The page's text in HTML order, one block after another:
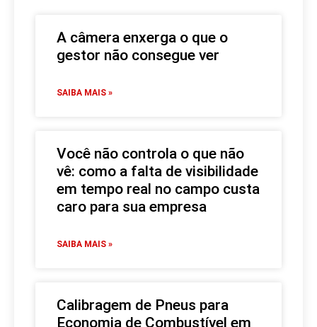
A câmera enxerga o que o
gestor não consegue ver
SAIBA MAIS »
Você não controla o que não
vê: como a falta de visibilidade
em tempo real no campo custa
caro para sua empresa
SAIBA MAIS »
Calibragem de Pneus para
Economia de Combustível em